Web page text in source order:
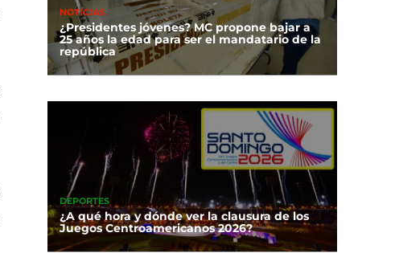
NOTICIAS
¿Presidentes jóvenes? MC propone bajar a
25 años la edad para ser el mandatario de la
república
DEPORTES
¿A qué hora y dónde ver la clausura de los
Juegos Centroamericanos 2026?